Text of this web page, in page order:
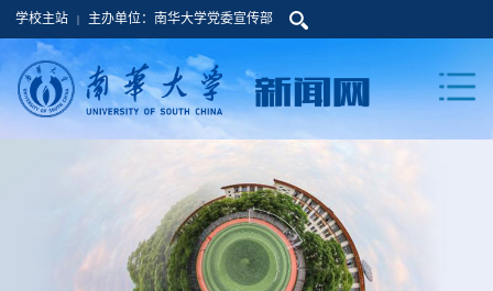
学校主站 | 主办单位：南华大学党委宣传部